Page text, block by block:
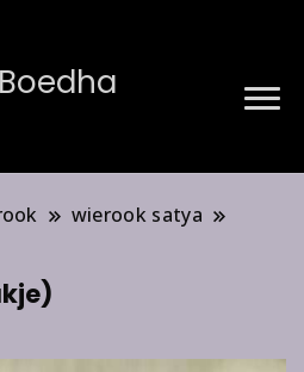
wierook satya